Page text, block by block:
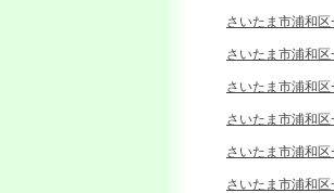
さいたま市浦和
さいたま市浦和
さいたま市浦和
さいたま市浦和
さいたま市浦和区
さいたま市浦和区